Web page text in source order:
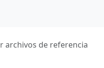
archivos de referencia